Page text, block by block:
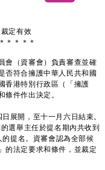
定有效
＊ ＊ ＊ ＊ ＊
（資審會）負責審查並確
否符合擁護中華人民共和國
香港特別行政區（「擁護
條件作出決定。
開，至十一月六日結束。
選舉主任於提名期內共收到
提名。資審會認為全部候
的法定要求和條件，並裁定